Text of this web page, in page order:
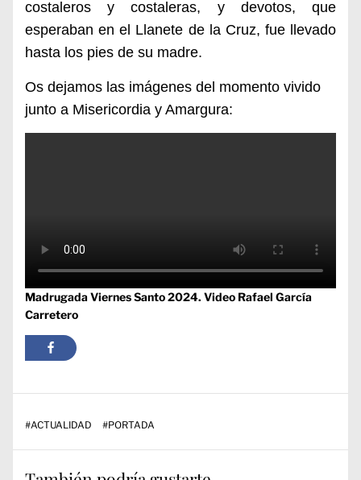
costaleros y costaleras, y devotos, que
esperaban en el Llanete de la Cruz, fue llevado
hasta los pies de su madre.
Os dejamos las imágenes del momento vivido
junto a Misericordia y Amargura:
Madrugada Viernes Santo 2024. Video Rafael García
Carretero
#ACTUALIDAD #PORTADA